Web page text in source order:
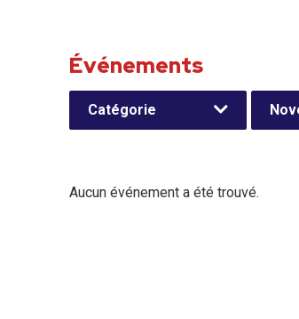
Événements
Catégorie
Aucun événement a été trouvé.